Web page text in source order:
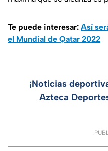
Te puede interesar: Así
el Mundial de Qatar 2022
¡Noticias
Azteca